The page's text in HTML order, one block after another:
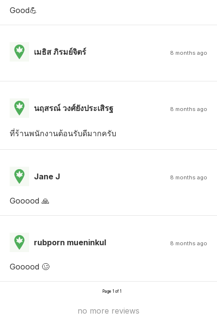
Good💪
เมธิส ภิรมย์จิตร์ 8 months ago
นฤสรณ์ วงศ์ยังประเสิรฐ 8 months ago
ที่ร้านพนักงานต้อนรับดีมากครับ
Jane J 8 months ago
Gooood 🙏
rubporn mueninkul 8 months ago
Gooood 🥴
Page 1 of 1
no more reviews